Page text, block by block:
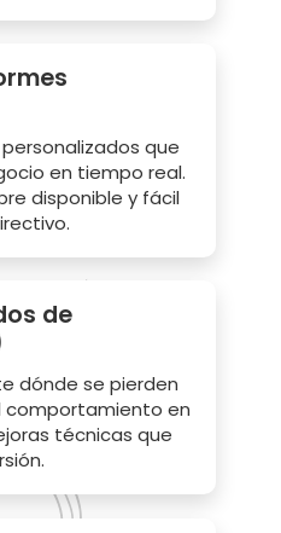
que
en tiempo real.
disponible y fácil
de
dónde se pierden
comportamiento en
técnicas que